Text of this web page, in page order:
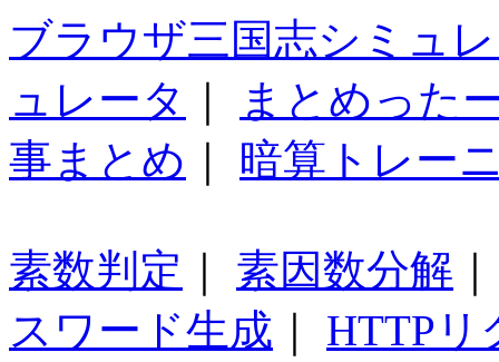
ブラウザ三国志シミュ
ュレータ
まとめった
事まとめ
暗算トレー
素数判定 素因数分解
スワード生成
HTTPリ